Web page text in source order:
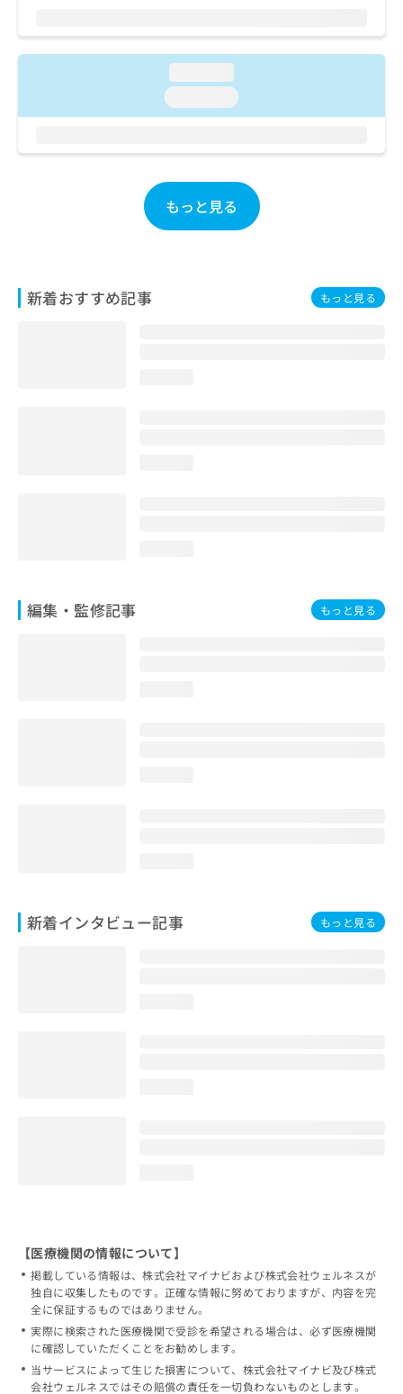
もっと見る
新着おすすめ記事 もっと見る
編集・監修記事 もっと見る
新着インタビュー記事 もっと見る
は
ち
【医療機関の情報について】
掲載している情報は、株式会社マイナビおよび株式会社ウェルネスが
独自に収集したものです。正確な情報に努めておりますが、内容を完
全に保証するものではありません。
実際に検索された医療機関で受診を希望される場合は、必ず医療機関
に確認していただくことをお勧めします。
当サービスによって生じた損害について、株式会社マイナビ及び株式
会社ウェルネスではその賠償の責任を一切負わないものとします。